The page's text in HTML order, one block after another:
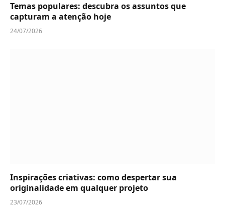
Temas populares: descubra os assuntos que
capturam a atenção hoje
24/07/2026
Inspirações criativas: como despertar sua
originalidade em qualquer projeto
23/07/2026